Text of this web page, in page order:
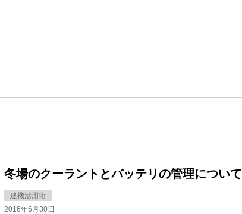
冬場のクーラントとバッテリの管理について
建機活用術
2016年6月30日